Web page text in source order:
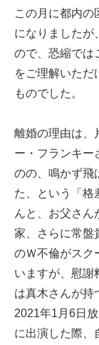
この月に都内の
になりましたが
ので、恐縮では
をご理解いただ
ものでした。
離婚の理由は、
ー・フランキー
のの、鳴かず飛
た、という「格
んと、お父さん
家、さらに常盤
のＷ不倫がスク
いますが、慰謝
は真木さんが持
2021年1月6日
に出演した際、